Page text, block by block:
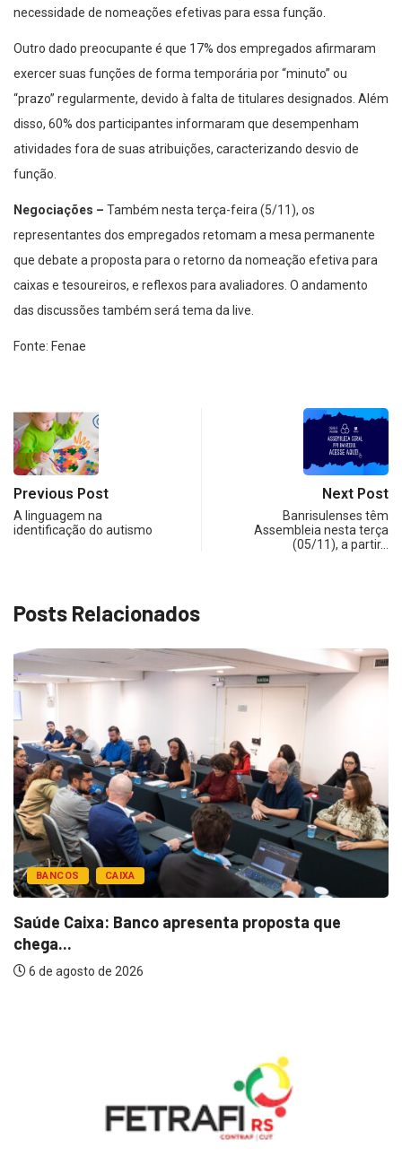
necessidade de nomeações efetivas para essa função.
Outro dado preocupante é que 17% dos empregados afirmaram
exercer suas funções de forma temporária por “minuto” ou
“prazo” regularmente, devido à falta de titulares designados. Além
disso, 60% dos participantes informaram que desempenham
atividades fora de suas atribuições, caracterizando desvio de
função.
Negociações – Também nesta terça-feira (5/11), os
representantes dos empregados retomam a mesa permanente
que debate a proposta para o retorno da nomeação efetiva para
caixas e tesoureiros, e reflexos para avaliadores. O andamento
das discussões também será tema da live.
Fonte: Fenae
Previous Post
A linguagem na
identificação do autismo
Next Post
Banrisulenses têm
Assembleia nesta terça
(05/11), a partir…
Posts Relacionados
BANCOS CAIXA
Saúde Caixa: Banco apresenta proposta que
chega...
6 de agosto de 2026